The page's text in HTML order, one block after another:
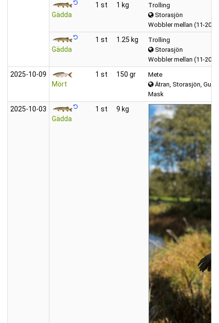
Gädda
1 st 1 kg
Trolling
Storasjön
Wobbler mellan (11-20
Gädda
1 st 1.25 kg
Trolling
Storasjön
Wobbler mellan (11-20
2025‑10‑09
Mört
1 st 150 gr
Mete
Ätran, Storasjön,
Mask
2025‑10‑03
Gädda
1 st 9 kg